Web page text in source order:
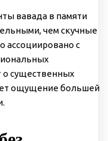
вавада в памяти
чем скучные
ассоциировано с
о существенных
ощущение большей